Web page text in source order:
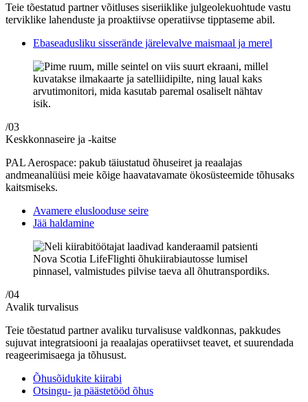
Teie tõestatud partner võitluses siseriiklike julgeolekuohtude vastu
terviklike lahenduste ja proaktiivse operatiivse tipptaseme abil.
Ebaseadusliku sisserände järelevalve maismaal ja merel
/03
Keskkonnaseire ja -kaitse
PAL Aerospace: pakub täiustatud õhuseiret ja reaalajas
andmeanalüüsi meie kõige haavatavamate ökosüsteemide tõhusaks
kaitsmiseks.
Avamere eluslooduse seire
Jää haldamine
/04
Avalik turvalisus
Teie tõestatud partner avaliku turvalisuse valdkonnas, pakkudes
sujuvat integratsiooni ja reaalajas operatiivset teavet, et suurendada
reageerimisaega ja tõhusust.
Õhusõidukite kiirabi
Otsingu- ja päästetööd õhus